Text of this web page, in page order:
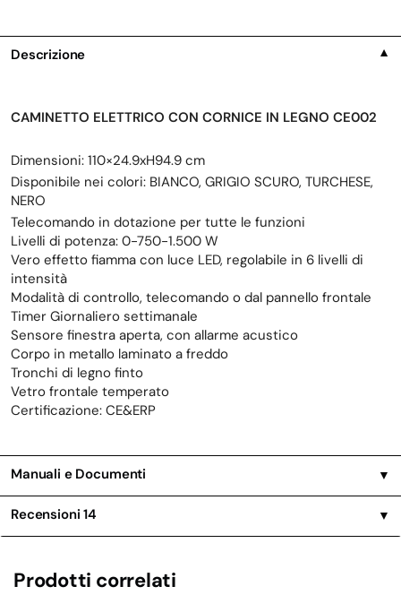
Descrizione ▼
CAMINETTO ELETTRICO CON CORNICE IN LEGNO CE002
Dimensioni: 110×24.9xH94.9 cm
Disponibile nei colori: BIANCO, GRIGIO SCURO, TURCHESE,
NERO
Telecomando in dotazione per tutte le funzioni
Livelli di potenza: 0-750-1.500 W
Vero effetto fiamma con luce LED, regolabile in 6 livelli di
intensità
Modalità di controllo, telecomando o dal pannello frontale
Timer Giornaliero settimanale
Sensore finestra aperta, con allarme acustico
Corpo in metallo laminato a freddo
Tronchi di legno finto
Vetro frontale temperato
Certificazione: CE&ERP
Manuali e Documenti ▼
Recensioni14 ▼
Prodotti correlati